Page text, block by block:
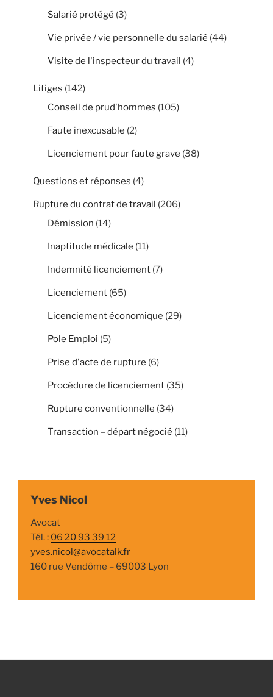
Salarié protégé (3)
Vie privée / vie personnelle du salarié (44)
Visite de l'inspecteur du travail (4)
Litiges (142)
Conseil de prud'hommes (105)
Faute inexcusable (2)
Licenciement pour faute grave (38)
Questions et réponses (4)
Rupture du contrat de travail (206)
Démission (14)
Inaptitude médicale (11)
Indemnité licenciement (7)
Licenciement (65)
Licenciement économique (29)
Pole Emploi (5)
Prise d'acte de rupture (6)
Procédure de licenciement (35)
Rupture conventionnelle (34)
Transaction – départ négocié (11)
Yves Nicol
Avocat
Tél. : 06 20 93 39 12
yves.nicol@avocatalk.fr
160 rue Vendôme – 69003 Lyon